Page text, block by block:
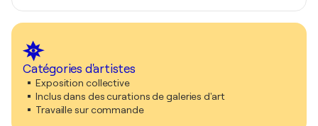
Catégories d'artistes
Exposition collective
Inclus dans des curations de galeries d'art
Travaille sur commande